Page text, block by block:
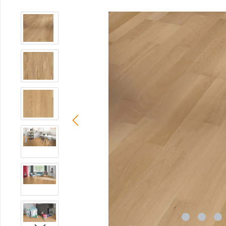
Bildergalerie überspringen